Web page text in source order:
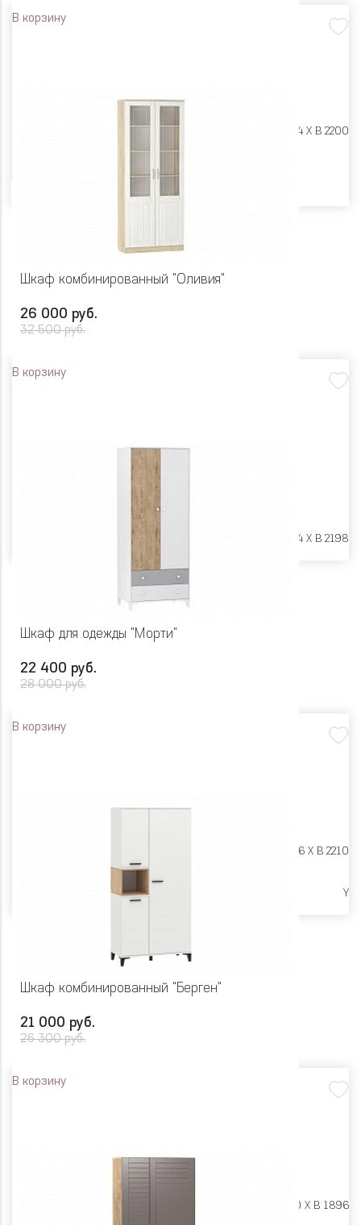
В корзину
Ш 902 X Г 584 X В 2200
Шкаф комбинированный "Оливия"
26 000 руб.
32 500 руб.
В корзину
Ш 902 X Г 384 X В 2198
Шкаф для одежды "Морти"
22 400 руб.
28 000 руб.
В корзину
Ш 870 X Г 586 X В 2210
Y
Шкаф комбинированный "Берген"
21 000 руб.
26 300 руб.
В корзину
Ш 902 X Г 440 X В 1896